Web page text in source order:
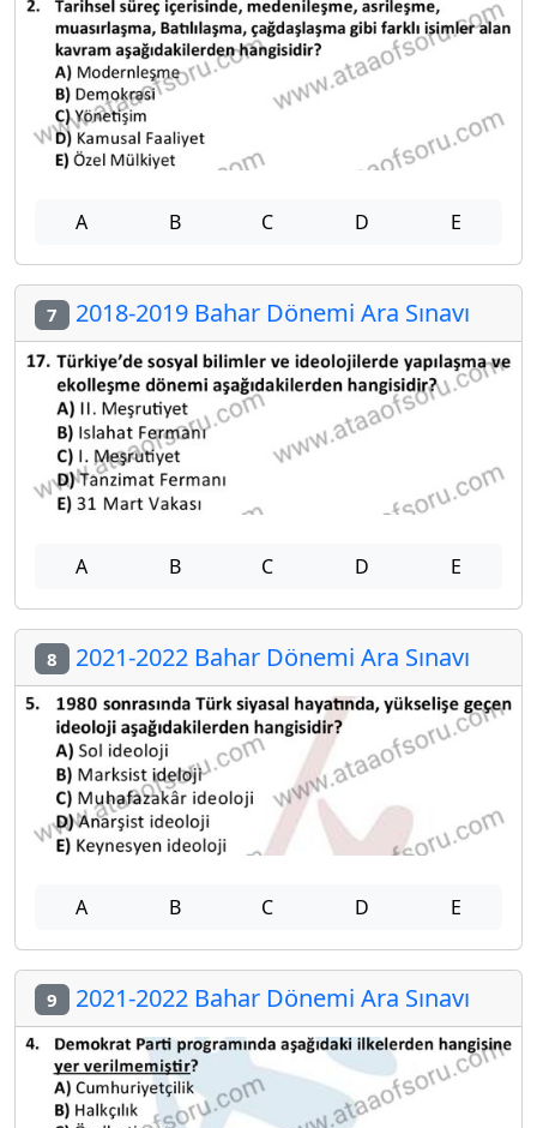
A B C D E
7 2018-2019 Bahar Dönemi Ara Sınavı
A B C D E
8 2021-2022 Bahar Dönemi Ara Sınavı
A B C D E
9 2021-2022 Bahar Dönemi Ara Sınavı